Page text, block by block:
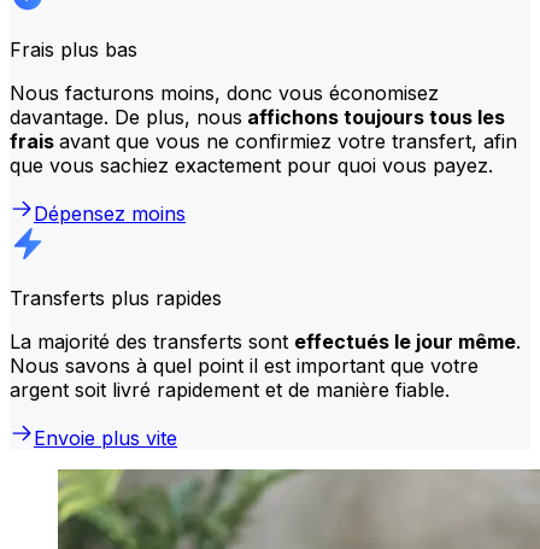
Frais plus bas
Nous facturons moins, donc vous économisez
davantage. De plus, nous affichons toujours tous les
frais avant que vous ne confirmiez votre transfert, afin
que vous sachiez exactement pour quoi vous payez.
Dépensez moins
Transferts plus rapides
La majorité des transferts sont effectués le jour même.
Nous savons à quel point il est important que votre
argent soit livré rapidement et de manière fiable.
Envoie plus vite